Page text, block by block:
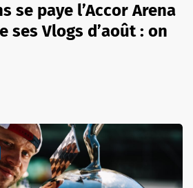
se paye l’Accor Arena
ses Vlogs d’août : on